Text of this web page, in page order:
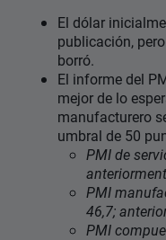
El dólar
publicación,
borró.
El informe del
mejor de lo
manufacturero
umbral de 50
PMI de
PMI
46,7;
PMI